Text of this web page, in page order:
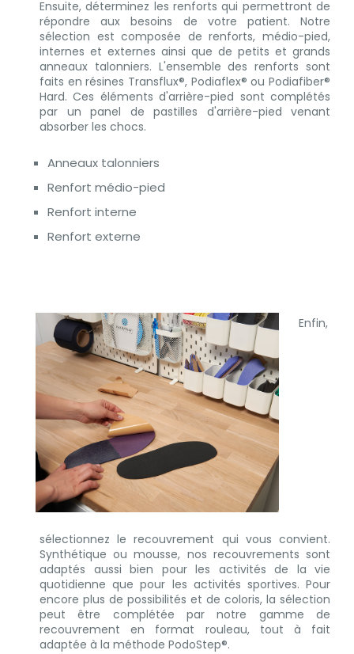
Ensuite, déterminez les renforts qui permettront de
répondre aux besoins de votre patient. Notre
sélection est composée de renforts, médio-pied,
internes et externes ainsi que de petits et grands
anneaux talonniers. L'ensemble des renforts sont
faits en résines Transflux®, Podiaflex® ou Podiafiber®
Hard. Ces éléments d'arrière-pied sont complétés
par un panel de pastilles d'arrière-pied venant
absorber les chocs.
Anneaux talonniers
Renfort médio-pied
Renfort interne
Renfort externe
Enfin,
sélectionnez le recouvrement qui vous convient.
Synthétique ou mousse, nos recouvrements sont
adaptés aussi bien pour les activités de la vie
quotidienne que pour les activités sportives. Pour
encore plus de possibilités et de coloris, la sélection
peut être complétée par notre gamme de
recouvrement en format rouleau, tout à fait
adaptée à la méthode PodoStep®.